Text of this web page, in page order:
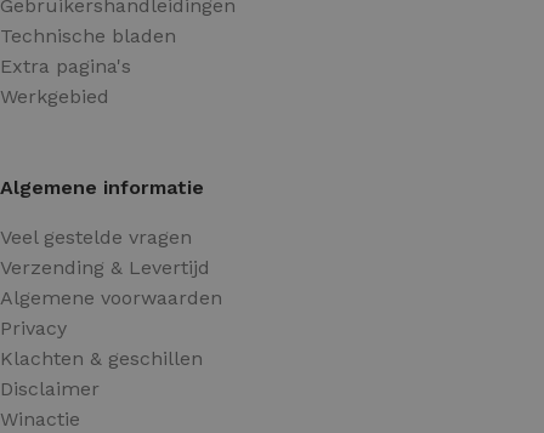
Gebruikershandleidingen
Technische bladen
Extra pagina's
Werkgebied
Algemene informatie
Veel gestelde vragen
Verzending & Levertijd
Algemene voorwaarden
Privacy
Klachten & geschillen
Disclaimer
Winactie